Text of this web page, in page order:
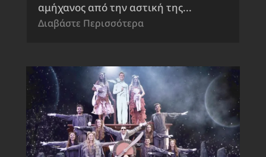
αμήχανος από την αστική της...
Διαβάστε Περισσότερα